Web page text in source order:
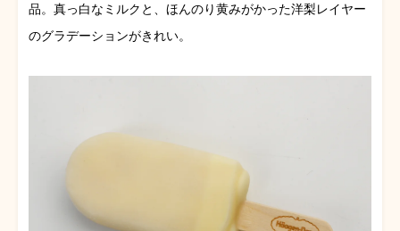
品。真っ白なミルクと、ほんのり黄みがかった洋梨レイヤー
のグラデーションがきれい。